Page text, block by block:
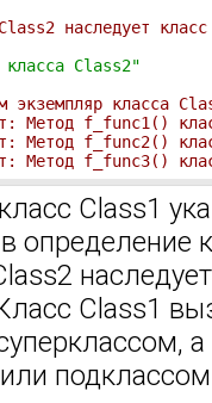
наследует
Class2"
экземпляр класса
Метод f_func1()
Метод f_func2()
Метод f_func3()
Class1
определение
Class1
а